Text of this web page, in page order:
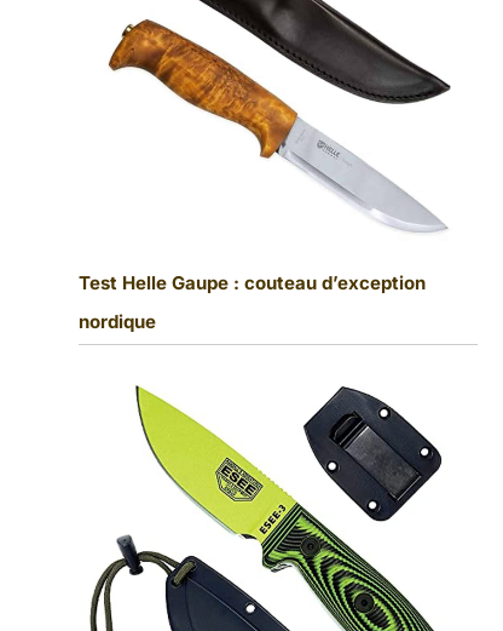
Test Helle Gaupe : couteau d’exception
nordique